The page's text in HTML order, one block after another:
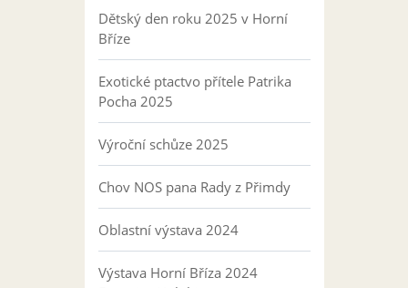
Dětský den roku 2025 v Horní
Bříze
Exotické ptactvo přítele Patrika
Pocha 2025
Výroční schůze 2025
Chov NOS pana Rady z Přimdy
Oblastní výstava 2024
Výstava Horní Bříza 2024